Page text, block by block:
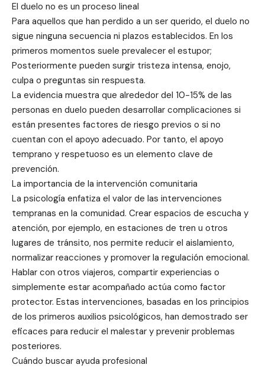
El duelo no es un proceso lineal
Para aquellos que han perdido a un ser querido, el duelo no
sigue ninguna secuencia ni plazos establecidos. En los
primeros momentos suele prevalecer el estupor;
Posteriormente pueden surgir tristeza intensa, enojo,
culpa o preguntas sin respuesta.
La evidencia muestra que alrededor del 10-15% de las
personas en duelo pueden desarrollar complicaciones si
están presentes factores de riesgo previos o si no
cuentan con el apoyo adecuado. Por tanto, el apoyo
temprano y respetuoso es un elemento clave de
prevención.
La importancia de la intervención comunitaria
La psicología enfatiza el valor de las intervenciones
tempranas en la comunidad. Crear espacios de escucha y
atención, por ejemplo, en estaciones de tren u otros
lugares de tránsito, nos permite reducir el aislamiento,
normalizar reacciones y promover la regulación emocional.
Hablar con otros viajeros, compartir experiencias o
simplemente estar acompañado actúa como factor
protector. Estas intervenciones, basadas en los principios
de los primeros auxilios psicológicos, han demostrado ser
eficaces para reducir el malestar y prevenir problemas
posteriores.
Cuándo buscar ayuda profesional